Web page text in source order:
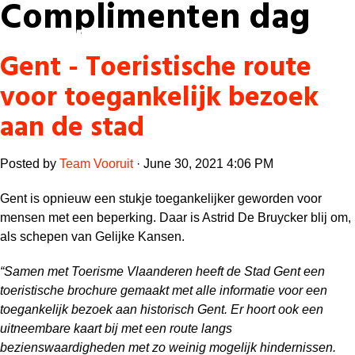
Laatste nieuws
Alle artikels
Koopkracht
Gelijke kansen
Welzijn
Consumentenbescherming
Kinderen en jongeren
Beweging
Mission statement
Onze mensen
Standpunten
Vacatures
Dicht bij jou
Doe mee
Mis niets
Login
Login
Doe mee
Complimenten dag
Gent - Toeristische route
voor toegankelijk bezoek
aan de stad
Posted by Team Vooruit· June 30, 2021 4:06 PM
Gent is opnieuw een stukje toegankelijker geworden voor
mensen met een beperking. Daar is Astrid De Bruycker blij om,
als schepen van Gelijke Kansen.
“Samen met Toerisme Vlaanderen heeft de Stad Gent een
toeristische brochure gemaakt met alle informatie voor een
toegankelijk bezoek aan historisch Gent. Er hoort ook een
uitneembare kaart bij met een route langs
bezienswaardigheden met zo weinig mogelijk hindernissen.